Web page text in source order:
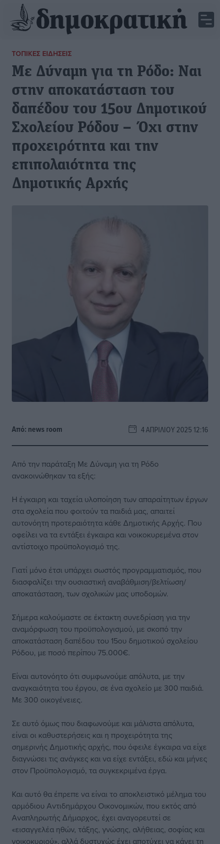
ΤΟΠΙΚΈΣ ΕΙΔΉΣΕΙΣ
Με Δύναμη για τη Ρόδο: Ναι
στην αποκατάσταση του
δαπέδου του 15ου Δημοτικού
Σχολείου Ρόδου – Όχι στην
προχειρότητα και την
επιπολαιότητα της
Δημοτικής Αρχής
Από: news room 4 ΑΠΡΙΛΊΟΥ 2025 12:16
Aπό την παράταξη Με Δύναμη για τη Ρόδο
ανακοινώθηκαν τα εξής:
Η έγκαιρη και ταχεία υλοποίηση των απαραίτητων έργων
στα σχολεία που φοιτούν τα παιδιά μας, απαιτεί
αυτονόητη προτεραιότητα κάθε Δημοτικής Αρχής. Που
οφείλει να τα εντάξει έγκαιρα και νοικοκυρεμένα στον
αντίστοιχο προϋπολογισμό της.
Γιατί μόνο έτσι υπάρχει σωστός προγραμματισμός, που
διασφαλίζει την ουσιαστική αναβάθμιση/βελτίωση/
αποκατάσταση, των σχολικών μας υποδομών.
Σήμερα καλούμαστε σε έκτακτη συνεδρίαση για την
αναμόρφωση του προϋπολογισμού, με σκοπό την
αποκατάσταση δαπέδου του 15ου δημοτικού σχολείου
Ρόδου, με ποσό περίπου 75.000€.
Είναι αυτονόητο ότι συμφωνούμε απόλυτα, με την
αναγκαιότητα του έργου, σε ένα σχολείο με 300 παιδιά.
Με 300 οικογένειες.
Σε αυτό όμως που διαφωνούμε και μάλιστα απόλυτα,
είναι οι καθυστερήσεις και η προχειρότητα της
σημερινής Δημοτικής αρχής, που όφειλε έγκαιρα να είχε
διαγνώσει τις ανάγκες και να είχε εντάξει, εδώ και μήνες
στον Προϋπολογισμό, τα συγκεκριμένα έργα.
Και αυτό θα έπρεπε να είναι το αποκλειστικό μέλημα του
αρμόδιου Αντιδημάρχου Οικονομικών, που εκτός από
Αναπληρωτής Δήμαρχος, έχει αναγορευτεί σε
«εισαγγελέα ηθών, τάξης, γνώσης, αλήθειας, σοφίας και
νοικοκυριού», αλλά δυστυχώς έχει αποτύχει να κάνει τη